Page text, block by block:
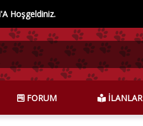
Hoşgeldiniz.
FORUM İLANLAR